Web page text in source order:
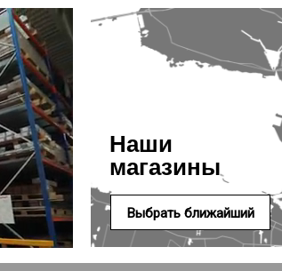
Наши
магазины
Выбрать ближайший